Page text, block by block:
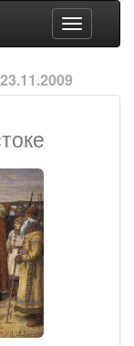
Toggle
navigation